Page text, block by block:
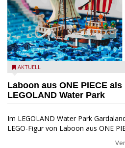
Laboon aus ONE PIECE als LEGO-
AKTUELL
Laboon aus ONE PIECE
LEGOLAND Water Park
Im LEGOLAND Water Park
LEGO-Figur von Laboon aus ONE